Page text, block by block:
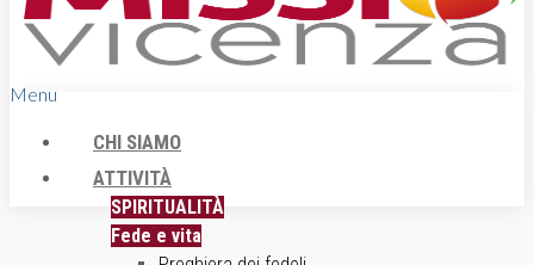
Menu
CHI SIAMO
ATTIVITÀ
SPIRITUALITÀ
Fede e vita